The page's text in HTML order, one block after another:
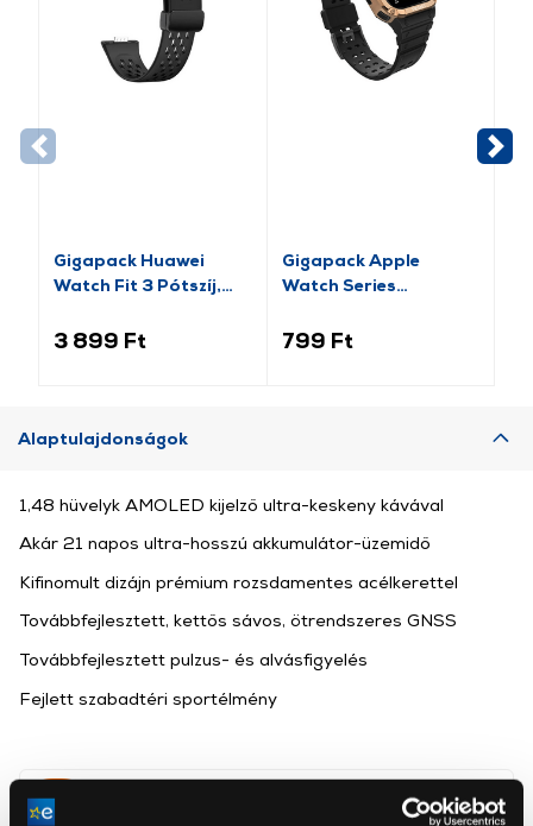
Gigapack Huawei
Watch Fit 3 Pótszíj,
3 899 Ft
Gigapack Apple
Watch Series
fekete/rozéarany (GP-
799 Ft
Alaptulajdonságok
1,48 hüvelyk AMOLED kijelző ultra-keskeny kávával
Akár 21 napos ultra-hosszú akkumulátor-üzemidő
Kifinomult dizájn prémium rozsdamentes acélkerettel
Továbbfejlesztett, kettős sávos, ötrendszeres GNSS
Továbbfejlesztett pulzus- és alvásfigyelés
Fejlett szabadtéri sportélmény